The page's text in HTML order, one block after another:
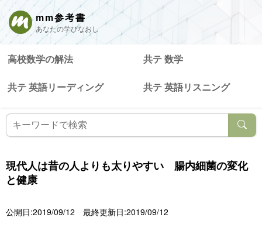
mm参考書
あなたの学びなおし
高校数学の解法 共テ 数学
共テ 英語リーディング 共テ 英語リスニング
現代人は昔の人よりも太りやすい 腸内細菌の変化
と健康
公開日:2019/09/12 最終更新日:2019/09/12